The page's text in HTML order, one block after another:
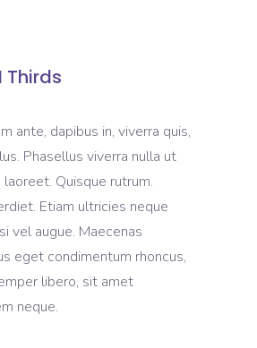
Thirds
ante, dapibus in, viverra quis,
Phasellus viverra nulla ut
Quisque rutrum.
Etiam ultricies neque
vel augue. Maecenas
eget condimentum rhoncus,
libero, sit amet
neque.